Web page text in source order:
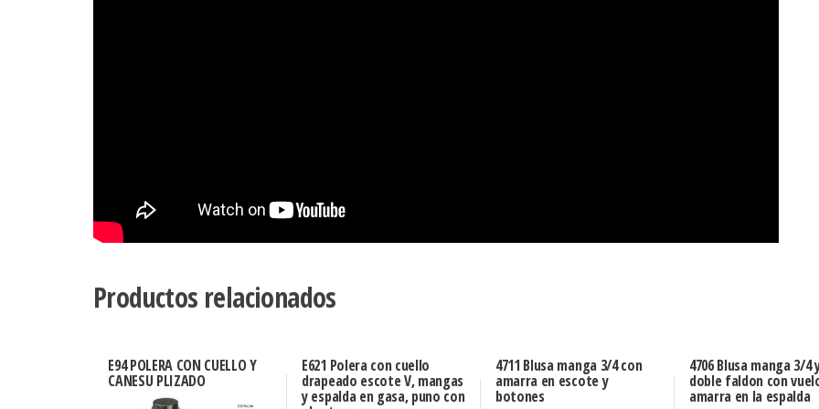
Productos relacionados
E94 POLERA CON CUELLO Y
CANESU PLIZADO
E621 Polera con cuello
drapeado escote V, mangas
y espalda en gasa, puno con
4711 Blusa manga 3/4 con
amarra en escote y
botones
4706 Blusa manga 3/4
doble faldon con
amarra en la espalda